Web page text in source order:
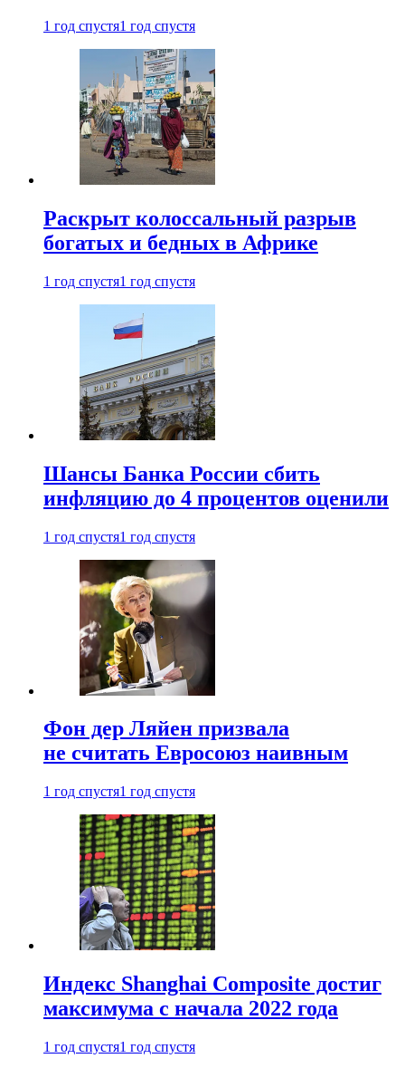
1 год спустя1 год спустя
Раскрыт колоссальный разрыв
богатых и бедных в Африке
1 год спустя1 год спустя
Шансы Банка России сбить
инфляцию до 4 процентов оценили
1 год спустя1 год спустя
Фон дер Ляйен призвала
не считать Евросоюз наивным
1 год спустя1 год спустя
Индекс Shanghai Composite достиг
максимума с начала 2022 года
1 год спустя1 год спустя